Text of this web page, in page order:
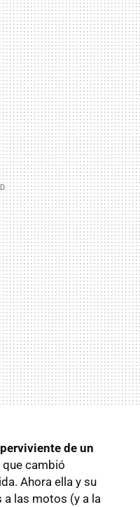
de un
cambió
Ahora ella y su
a las motos (y a la